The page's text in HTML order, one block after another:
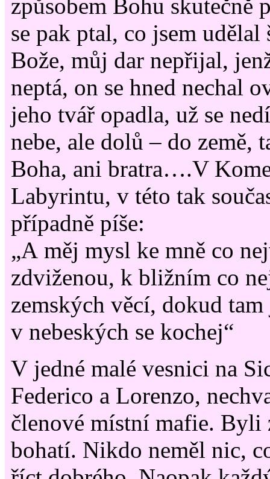
způsobem Bohu skutečně
se pak ptal, co jsem udělal
Bože, můj dar nepřijal,
neptá, on se hned nechal
jeho tvář opadla, už se
nebe, ale dolů – do země,
Boha, ani bratra….V
Labyrintu, v této tak
případně píše:
„A měj mysl ke mně co
zdviženou, k bližním co
zemských věcí, dokud
v nebeských se kochej“
V jedné malé vesnici na
Federico a Lorenzo,
členové místní mafie. Byli
bohatí. Nikdo neměl nic,